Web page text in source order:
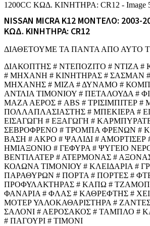
NISSAN MICRA K12 ΜΟΝΤΕΛΟ: 2003-
ΚΩΔ. ΚΙΝΗΤΗΡΑ: CR12
ΔΙΑΘΕΤΟΥΜΕ ΤΑ ΠΑΝΤΑ ΑΠΟ ΑΥΤΟ
ΔΙΑΚΟΠΤΗΣ # ΝΤΕΠΟΖΙΤΟ # ΝΤΙΖΑ
# ΜΗΧΑΝΗ # ΚΙΝΗΤΗΡΑΣ # ΣΑΣΜΑΝ
ΜΗΧΑΝΗΣ # ΜΙΖΑ # ΔΥΝΑΜΟ #
ΑΝΤΛΙΑ ΤΙΜΟΝΙΟΥ # ΠΕΤΑΛΟΥΔΑ #
ΜΑΖΑ ΑΕΡΟΣ # ABS # ΤΡΙΣΙΜΠΙΤΕΡ #
ΠΟΛΛΑΠΛΑΣΙΑΣΤΗΣ # ΜΠΕΚΙΕΡΑ #
ΕΙΣΑΓΩΓΗ # ΕΞΑΓΩΓΗ #
ΣΕΒΡΟΦΡΕΝΟ # ΤΡΟΜΠΑ ΦΡΕΝΩΝ #
ΒΑΣΗ # ΑΚΡΟ # ΨΑΛΙΔΙ # ΑΜΟΡΤΙΣΕΡ
ΗΜΙΑΞΟΝΙΟ # ΓΕΦΥΡΑ # ΨΥΓΕΙΟ
ΒΕΝΤΙΛΑΤΕΡ # ΑΤΕΡΜΟΝΑΣ #
ΚΟΛΩΝΑ ΤΙΜΟΝΙΟΥ # ΚΛΕΙΔΑΡΙΑ #
ΠΑΡΑΘΥΡΩΝ # ΠΟΡΤΑ # ΠΟΡΤΕΣ #
ΠΡΟΦΥΛΑΚΤΗΡΑΣ # ΚΑΠΩ #
ΦΑΝΑΡΙΑ # ΦΛΑΣ # ΚΑΘΡΕΦΤΗΣ #
ΜΟΤΕΡ ΥΑΛΟΚΑΘΑΡΙΣΤΗΡΑ #
ΣΑΛΟΝΙ # ΑΕΡΟΣΑΚΟΣ # ΤΑΜΠΛΟ #
# ΠΑΓΟΥΡΙ # ΤΙΜΟΝΙ